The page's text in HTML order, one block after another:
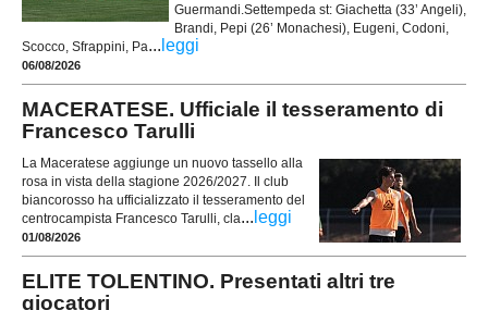
Guermandi.Settempeda st: Giachetta (33’ Angeli),
Brandi, Pepi (26’ Monachesi), Eugeni, Codoni,
Scocco, Sfrappini, Pa... leggi
06/08/2026
MACERATESE. Ufficiale il tesseramento di
Francesco Tarulli
La Maceratese aggiunge un nuovo tassello alla
rosa in vista della stagione 2026/2027. Il club
biancorosso ha ufficializzato il tesseramento del
centrocampista Francesco Tarulli, cla... leggi
01/08/2026
ELITE TOLENTINO. Presentati altri tre
giocatori